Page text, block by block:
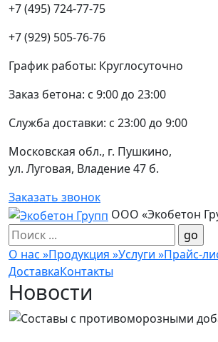
+7 (495) 724-77-75
+7 (929) 505-76-76
График работы: Круглосуточно
Заказ бетона: с 9:00 до 23:00
Служба доставки: с 23:00 до 9:00
Московская обл., г. Пушкино,
ул. Луговая, Владение 47 б.
Заказать звонок
ООО «Экобетон
О нас »Продукция »Услуги »Прайс-
ДоставкаКонтакты
Новости